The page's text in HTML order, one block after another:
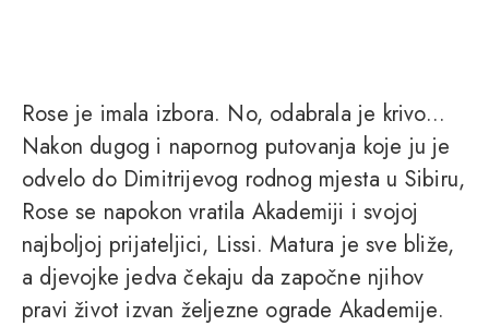
Rose je imala izbora. No, odabrala je krivo...
Nakon dugog i napornog putovanja koje ju je
odvelo do Dimitrijevog rodnog mjesta u Sibiru,
Rose se napokon vratila Akademiji i svojoj
najboljoj prijateljici, Lissi. Matura je sve bliže,
a djevojke jedva čekaju da započne njihov
pravi život izvan željezne ograde Akademije.